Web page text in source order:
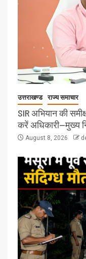
उत्तराखण्ड राज्य समाचार
SIR अभियान की
करें अधिकारी—मुख्य
August 8, 2026